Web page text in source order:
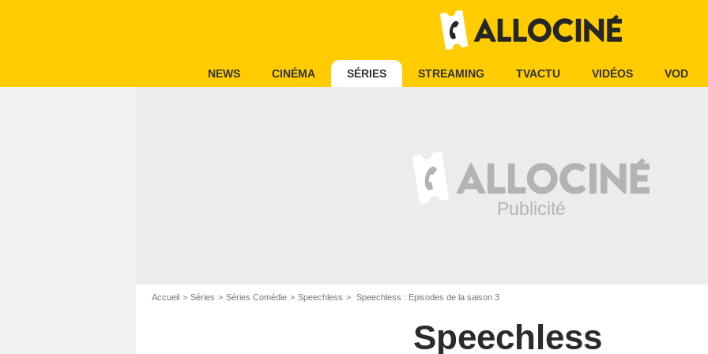
NEWS CINÉMA SÉRIES STREAMING TVACTU VIDÉOS VOD
Accueil Séries Séries Comédie Speechless Speechless : Episodes de la saison 3
Speechless